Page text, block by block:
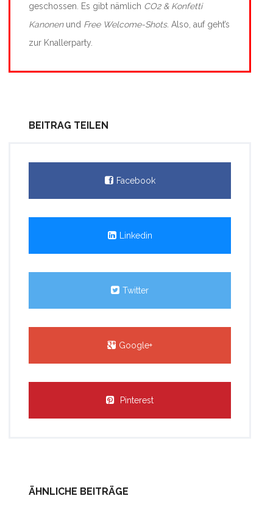
geschossen. Es gibt nämlich CO2 & Konfetti
Kanonen und Free Welcome-Shots. Also, auf geht’s
zur Knallerparty.
BEITRAG TEILEN
Facebook
Linkedin
Twitter
Google+
Pinterest
ÄHNLICHE BEITRÄGE